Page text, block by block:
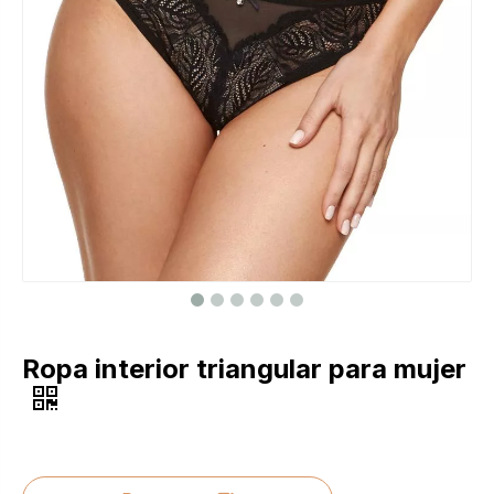
Ropa interior triangular para mujer